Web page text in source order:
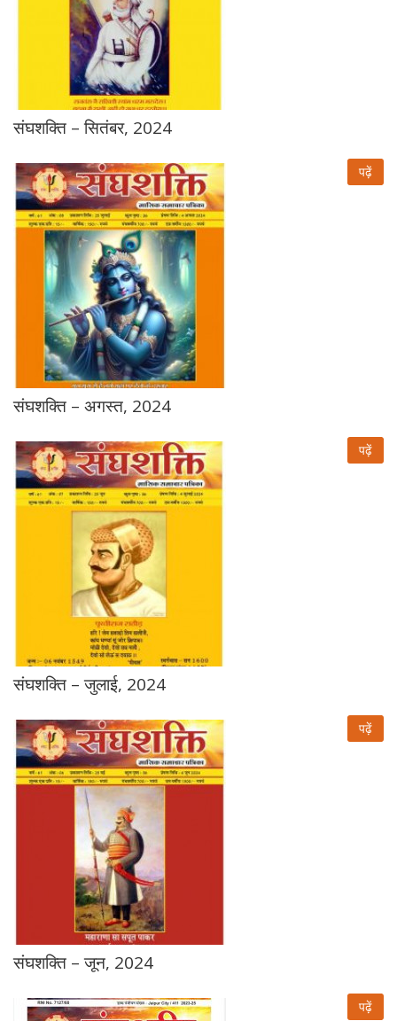
संघशक्ति – सितंबर, 2024
पढ़ें
संघशक्ति – अगस्त, 2024
पढ़ें
संघशक्ति – जुलाई, 2024
पढ़ें
संघशक्ति – जून, 2024
पढ़ें